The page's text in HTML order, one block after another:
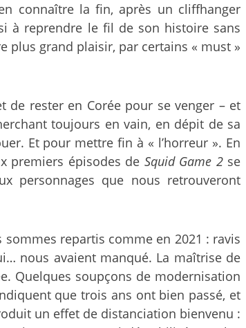
connaître la fin, après un cliffhanger
à reprendre le fil de son histoire sans
plus grand plaisir, par certains « must »
de rester en Corée pour se venger – et
toujours en vain, en dépit de sa
Et pour mettre fin à « l’horreur ». En
premiers épisodes de Squid Game 2se
personnages que nous retrouveront
repartis comme en 2021 : ravis
nous avaient manqué. La maîtrise de
Quelques soupçons de modernisation
que trois ans ont bien passé, et
un effet de distanciation bienvenu :